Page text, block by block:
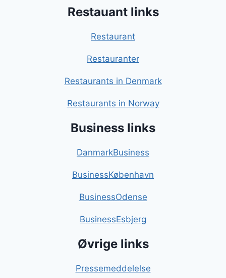
Restauant links
Restaurant
Restauranter
Restaurants in Denmark
Restaurants in Norway
Business links
DanmarkBusiness
BusinessKøbenhavn
BusinessOdense
BusinessEsbjerg
Øvrige links
Pressemeddelelse